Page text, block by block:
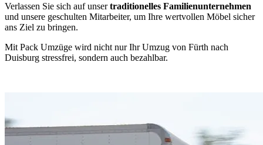
Verlassen Sie sich auf unsertraditionelles Familienunternehmen
und unsere geschulten Mitarbeiter, um Ihre wertvollen Möbel sicher
ans Ziel zu bringen.
Mit Pack Umzüge wird nicht nur Ihr Umzug von Fürth nach
Duisburg stressfrei, sondern auch bezahlbar.